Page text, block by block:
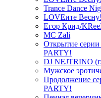
Trance Dance
LOVEите Весну!
Егор Крид/
MC Zali
Открытие
PARTY!
DJ NEJTRINO
Мужское
Продолжение
PARTY!